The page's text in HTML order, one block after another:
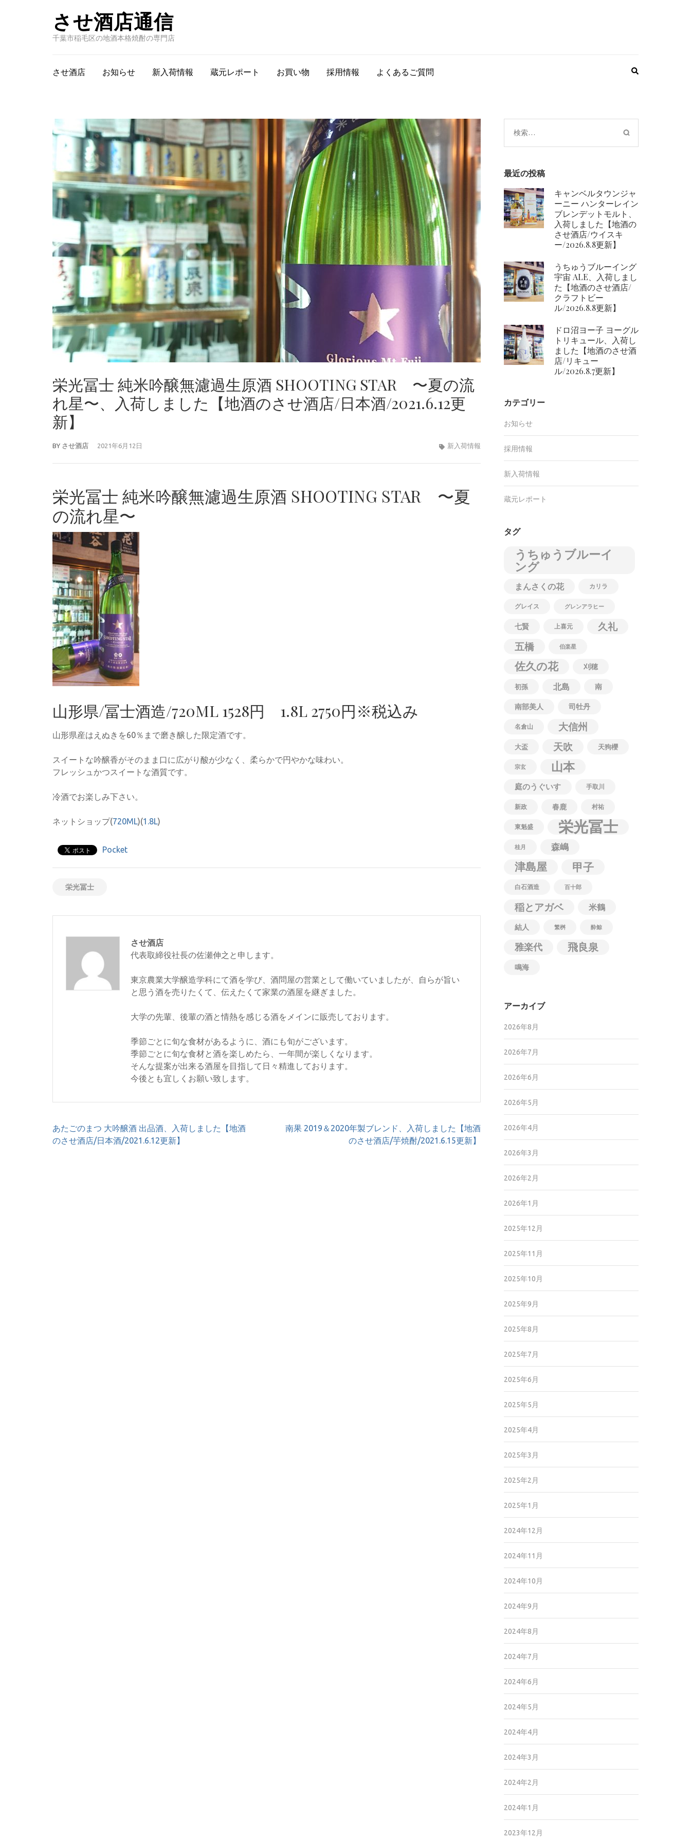
させ酒店通信
千葉市稲毛区の地酒本格焼酎の専門店
させ酒店 お知らせ 新入荷情報 蔵元レポート お買い物 採用情報 よくあるご質問
栄光冨士 純米吟醸無濾過生原酒 SHOOTING STAR 〜夏の流
れ星〜、入荷しました【地酒のさせ酒店/日本酒/2021.6.12更
新】
BY させ酒店 2021年6月12日 新入荷情報
栄光冨士 純米吟醸無濾過生原酒 SHOOTING STAR 〜夏
の流れ星〜
山形県/冨士酒造/720ML 1528円 1.8L 2750円※税込み
山形県産はえぬきを60％まで磨き醸した限定酒です。
スイートな吟醸香がそのまま口に広がり酸が少なく、柔らかで円やかな味わい。
フレッシュかつスイートな酒質です。
冷酒でお楽しみ下さい。
ネットショップ(720ML)(1.8L)
Pocket
栄光冨士
させ酒店
代表取締役社長の佐瀬伸之と申します。
東京農業大学醸造学科にて酒を学び、酒問屋の営業として働いていましたが、自らが旨い
と思う酒を売りたくて、伝えたくて家業の酒屋を継ぎました。
大学の先輩、後輩の酒と情熱を感じる酒をメインに販売しております。
季節ごとに旬な食材があるように、酒にも旬がございます。
季節ごとに旬な食材と酒を楽しめたら、一年間が楽しくなります。
そんな提案が出来る酒屋を目指して日々精進しております。
今後とも宜しくお願い致します。
投
稿
あたごのまつ 大吟醸酒 出品酒、入荷しました【地酒
のさせ酒店/日本酒/2021.6.12更新】
南果 2019＆2020年製ブレンド、入荷しました【地酒
のさせ酒店/芋焼酎/2021.6.15更新】
検
索:
最近の投稿
キャンベルタウンジャ
ーニー ハンターレイン
ブレンデットモルト、
入荷しました【地酒の
させ酒店/ウイスキ
ー/2026.8.8更新】
うちゅうブルーイング
宇宙 ALE、入荷しまし
た【地酒のさせ酒店/
クラフトビー
ル/2026.8.8更新】
ドロ沼ヨー子 ヨーグル
トリキュール、入荷し
ました【地酒のさせ酒
店/リキュー
ル/2026.8.7更新】
カテゴリー
お知らせ
採用情報
新入荷情報
蔵元レポート
タグ
うちゅうブルーイ
ング
まんさくの花 カリラ
グレイス グレンアラヒー
七賢 上喜元
久礼
五橋
伯楽星
佐久の花 刈穂
初孫 北島 南
南部美人 司牡丹
名倉山 大信州
大盃 天吹 天狗櫻
宗玄 山本
庭のうぐいす 手取川
新政 春鹿 村祐
東魁盛 栄光冨士
桂月 森嶋
津島屋 甲子
白石酒造 百十郎
稲とアガベ 米鶴
結人 繁桝 酔鯨
雅楽代 飛良泉
鳴海
アーカイブ
2026年8月
2026年7月
2026年6月
2026年5月
2026年4月
2026年3月
2026年2月
2026年1月
2025年12月
2025年11月
2025年10月
2025年9月
2025年8月
2025年7月
2025年6月
2025年5月
2025年4月
2025年3月
2025年2月
2025年1月
2024年12月
2024年11月
2024年10月
2024年9月
2024年8月
2024年7月
2024年6月
2024年5月
2024年4月
2024年3月
2024年2月
2024年1月
2023年12月